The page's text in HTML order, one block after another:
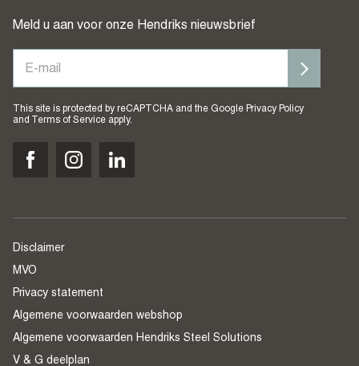
Meld u aan voor onze Hendriks nieuwsbrief
This site is protected by reCAPTCHA and the Google Privacy Policy
and
Terms of Service apply.
Disclaimer
MVO
Privacy statement
Algemene voorwaarden webshop
Algemene voorwaarden Hendriks Steel Solutions
V & G deelplan